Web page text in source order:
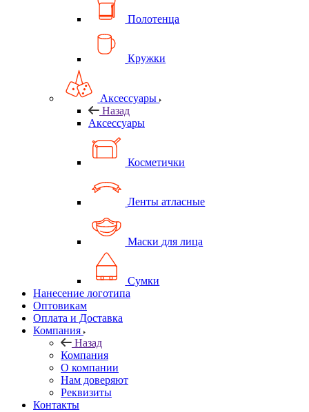
Полотенца
Кружки
Аксессуары
Назад
Аксессуары
Косметички
Ленты атласные
Маски для лица
Сумки
Нанесение логотипа
Оптовикам
Оплата и Доставка
Компания
Назад
Компания
О компании
Нам доверяют
Реквизиты
Контакты